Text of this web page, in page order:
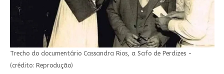
Trecho do documentário Cassandra Rios, a Safo de Perdizes -
(crédito: Reprodução)